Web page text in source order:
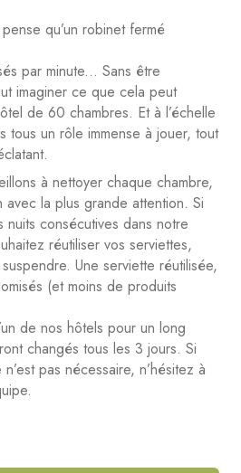
qu’un robinet fermé
par minute... Sans être
imaginer ce que cela peut
de 60 chambres. Et à l’échelle
tous un rôle immense à jouer, tout
à nettoyer chaque chambre,
la plus grande attention. Si
nuits consécutives dans notre
réutiliser vos serviettes,
Une serviette réutilisée,
(et moins de produits
de nos hôtels pour un long
changés tous les 3 jours. Si
pas nécessaire, n’hésitez à